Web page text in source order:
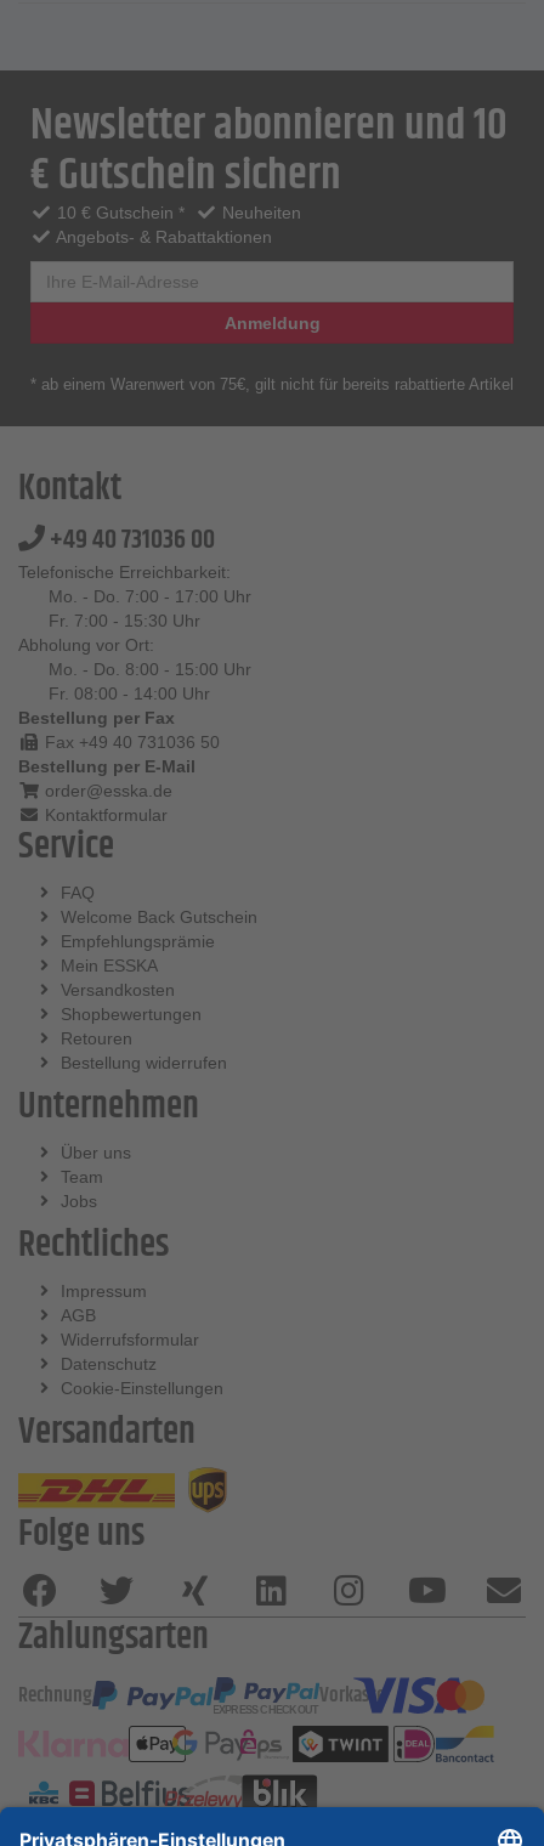
Newsletter abonnieren und 10
€ Gutschein sichern
10 € Gutschein *
Neuheiten
Angebots- & Rabattaktionen
Anmeldung
* ab einem Warenwert von 75€, gilt nicht für bereits rabattierte Artikel
Kontakt
+49 40 731036 00
Telefonische Erreichbarkeit:
Mo. - Do. 7:00 - 17:00 Uhr
Fr. 7:00 - 15:30 Uhr
Abholung vor Ort:
Mo. - Do. 8:00 - 15:00 Uhr
Fr. 08:00 - 14:00 Uhr
Bestellung per Fax
Fax +49 40 731036 50
Bestellung per E-Mail
order@esska.de
Kontaktformular
Service
FAQ
Welcome Back Gutschein
Empfehlungsprämie
Mein ESSKA
Versandkosten
Shopbewertungen
Retouren
Bestellung widerrufen
Unternehmen
Über uns
Team
Jobs
Rechtliches
Impressum
AGB
Widerrufsformular
Datenschutz
Cookie-Einstellungen
Versandarten
Folge uns
Zahlungsarten
Rechnung Vorkasse